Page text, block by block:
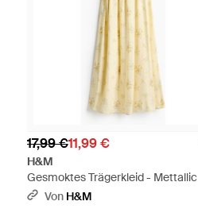
17,99 €11,99 €
H&M
Gesmoktes Trägerkleid - Mettallic
Von H&M